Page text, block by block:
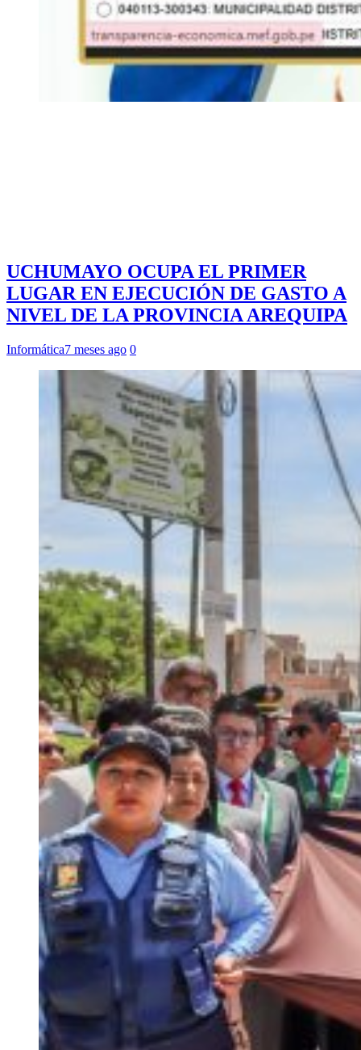
UCHUMAYO OCUPA EL PRIMER
LUGAR EN EJECUCIÓN DE GASTO A
NIVEL DE LA PROVINCIA AREQUIPA
Informática7 meses ago 0